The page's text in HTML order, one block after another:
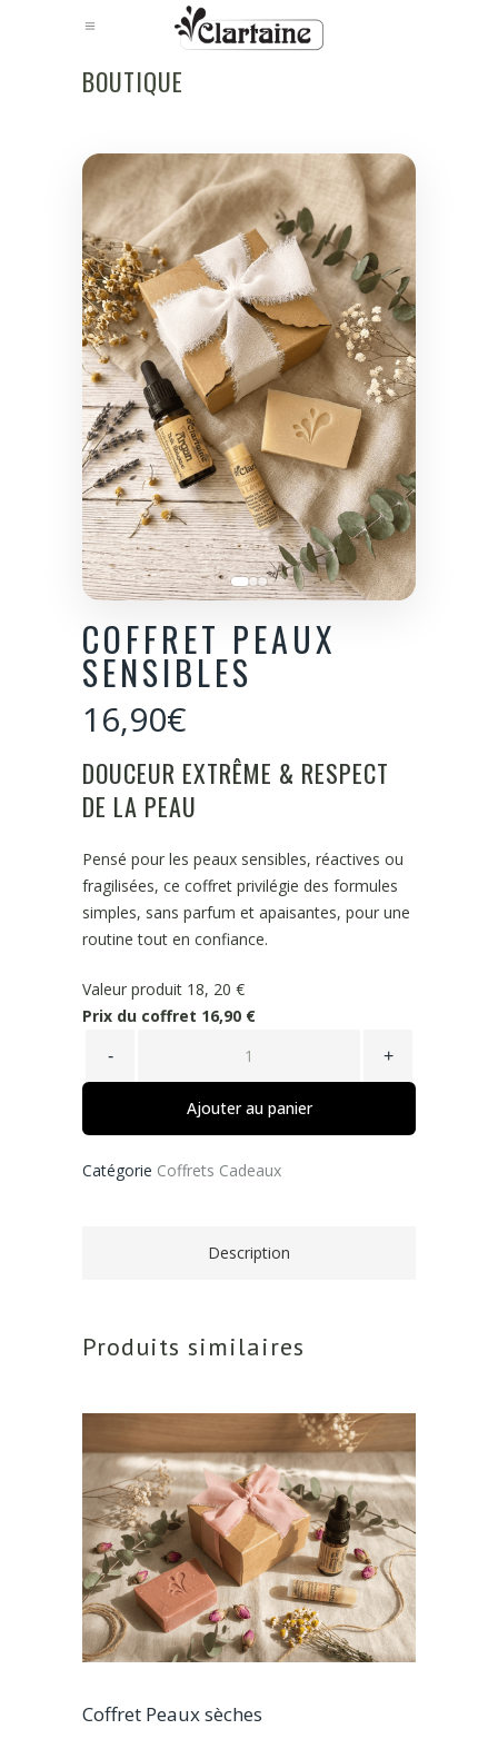
BOUTIQUE
COFFRET PEAUX
SENSIBLES
16,90€
DOUCEUR EXTRÊME & RESPECT
DE LA PEAU
Pensé pour les peaux sensibles, réactives ou
fragilisées, ce coffret privilégie des formules
simples, sans parfum et apaisantes, pour une
routine tout en confiance.
Valeur produit 18, 20 €
Prix du coffret 16,90 €
Ajouter au panier
Catégorie Coffrets Cadeaux
Description
Produits similaires
Coffret Peaux sèches